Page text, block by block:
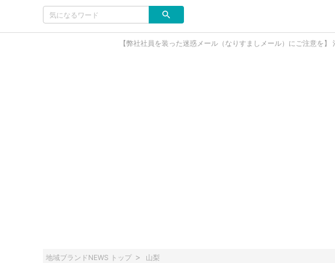
【弊社社員を装った迷惑メール（なりすましメール）にご注意を
地域ブランドNEWS トップ 山梨